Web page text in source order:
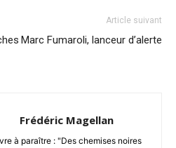
Article suivant
Marc Fumaroli, lanceur d’alerte
Frédéric Magellan
à paraître : "Des chemises noires